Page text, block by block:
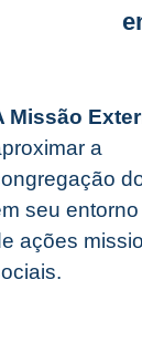
Missão
a
seu
ações